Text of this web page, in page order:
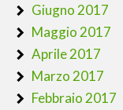
Giugno 2017
Maggio 2017
Aprile 2017
Marzo 2017
Febbraio 2017